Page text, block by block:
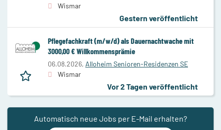
Wismar
Gestern veröffentlicht
Pflegefachkraft (m/w/d) als Dauernachtwache mit
3000,00 € Willkommensprämie
06.08.2026, Alloheim Senioren-Residenzen SE
Wismar
Vor 2 Tagen veröffentlicht
Automatisch neue Jobs per E-Mail erhalten?